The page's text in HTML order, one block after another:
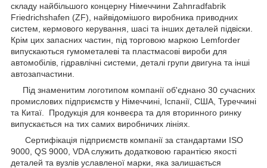
складу найбільшого концерну Німеччини Zahnradfabrik
Friedrichshafen (ZF), найвідомішого виробника приводних
систем, кермового керування, шасі та інших деталей підвіски.
Крім цих запасних частин, під торговою маркою Lemforder
випускаються гумометалеві та пластмасові вироби для
автомобілів, гідравлічні системи, деталі групи двигуна та інші
автозапчастини.
Під знаменитим логотипом компанії об'єднано 30 сучасних
промислових підприємств у Німеччині, Іспанії, США, Туреччині
та Китаї. Продукція для конвеєра та для вторинного ринку
випускається на тих самих виробничих лініях.
Сертифікація підприємств компанії за стандартами ISO
9000, QS 9000, VDA служить додатковою гарантією якості
деталей та вузлів уславленої марки, яка залишається